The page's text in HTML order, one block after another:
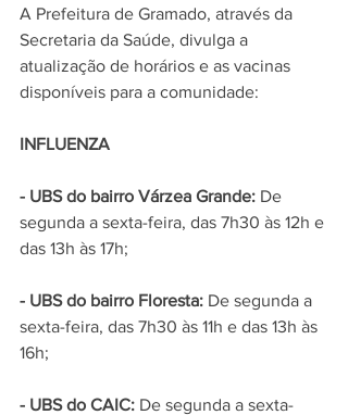
A Prefeitura de Gramado, através da
Secretaria da Saúde, divulga a
atualização de horários e as vacinas
disponíveis para a comunidade:
INFLUENZA
- UBS do bairro Várzea Grande: De
segunda a sexta-feira, das 7h30 às 12h e
das 13h às 17h;
- UBS do bairro Floresta: De segunda a
sexta-feira, das 7h30 às 11h e das 13h às
16h;
- UBS do CAIC: De segunda a sexta-